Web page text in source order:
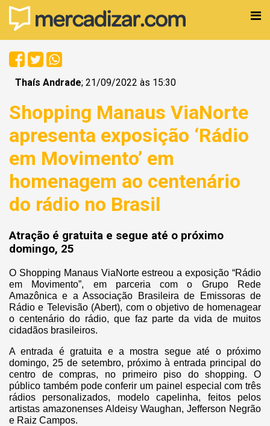
Thaís Andrade; 21/09/2022 às 15:30
Shopping Manaus ViaNorte
apresenta exposição ‘Rádio
em Movimento’ em
homenagem ao centenário
do rádio no Brasil
Atração é gratuita e segue até o próximo
domingo, 25
O Shopping Manaus ViaNorte estreou a exposição “Rádio
em Movimento”, em parceria com o Grupo Rede
Amazônica e a Associação Brasileira de Emissoras de
Rádio e Televisão (Abert), com o objetivo de homenagear
o centenário do rádio, que faz parte da vida de muitos
cidadãos brasileiros.
A entrada é gratuita e a mostra segue até o próximo
domingo, 25 de setembro, próximo à entrada principal do
centro de compras, no primeiro piso do shopping. O
público também pode conferir um painel especial com três
rádios personalizados, modelo capelinha, feitos pelos
artistas amazonenses Aldeisy Waughan, Jefferson Negrão
e Raiz Campos.